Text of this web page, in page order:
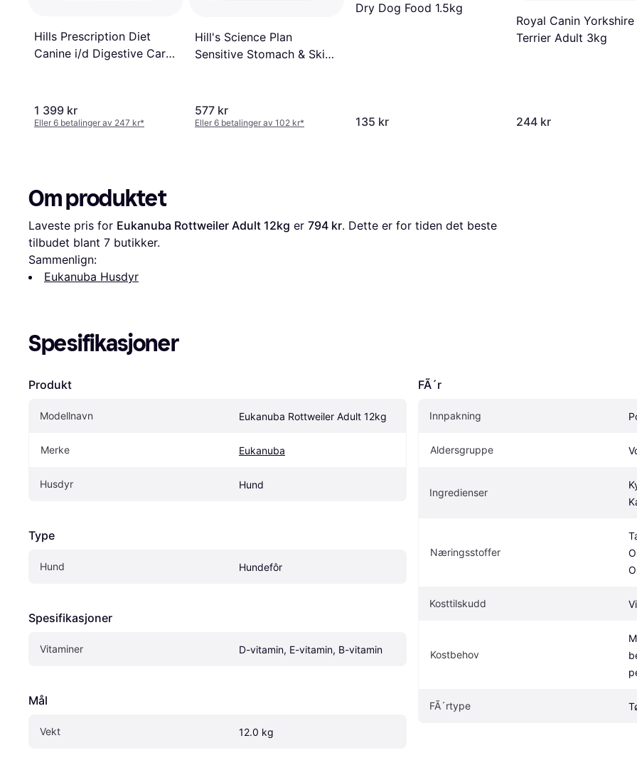
Hills Prescription Diet
Canine i/d Digestive Care
1 399 kr
Eller 6 betalinger av 247 kr*
Hill's Science Plan
Sensitive Stomach & Skin
577 kr
Eller 6 betalinger av 102 kr*
Dry Dog Food 1.5kg
135 kr
Royal Canin Yorkshire
Terrier Adult 3kg
244 kr
Om produktet
Laveste pris for Eukanuba Rottweiler Adult 12kg er 794 kr. Dette er for tiden det beste
tilbudet blant 7 butikker.
Sammenlign:
Eukanuba Husdyr
Spesifikasjoner
Produkt
Modellnavn Eukanuba Rottweiler Adult 12kg
Merke Eukanuba
Husdyr Hund
Type
Hund Hundefôr
Spesifikasjoner
Vitaminer D-vitamin, E-vitamin, B-vitamin
Mål
Vekt 12.0 kg
FÃ´r
Innpakning
Aldersgruppe
Ingredienser
Næringsstoffer
Kosttilskudd
Kostbehov
FÃ´rtype